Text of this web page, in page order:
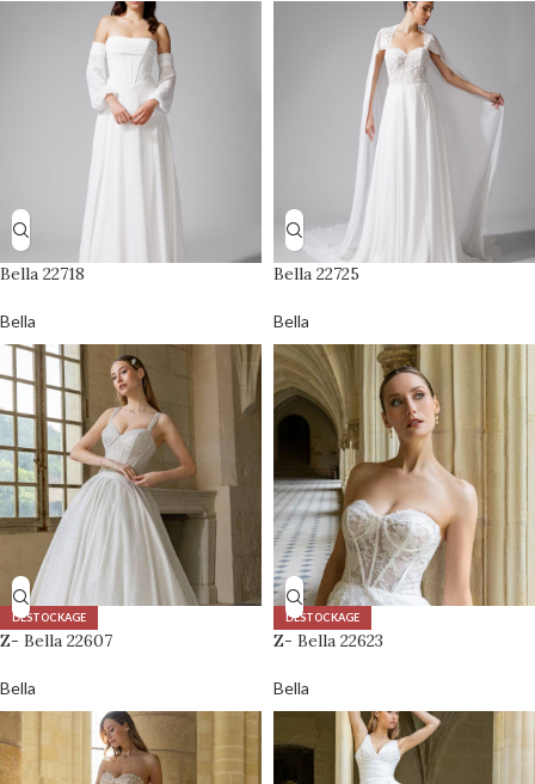
Bella 22718
Bella
Bella 22725
Bella
DÉSTOCKAGE
Z- Bella 22607
Bella
DÉSTOCKAGE
Z- Bella 22623
Bella